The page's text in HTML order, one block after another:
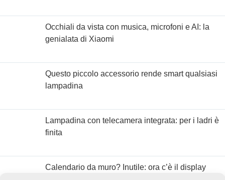
Occhiali da vista con musica, microfoni e AI: la
genialata di Xiaomi
Questo piccolo accessorio rende smart qualsiasi
lampadina
Lampadina con telecamera integrata: per i ladri è
finita
Calendario da muro? Inutile: ora c’è il display